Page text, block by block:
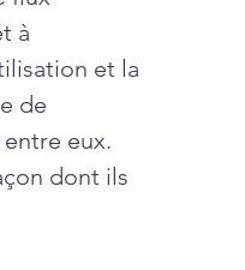
à
et la
de
eux.
dont ils